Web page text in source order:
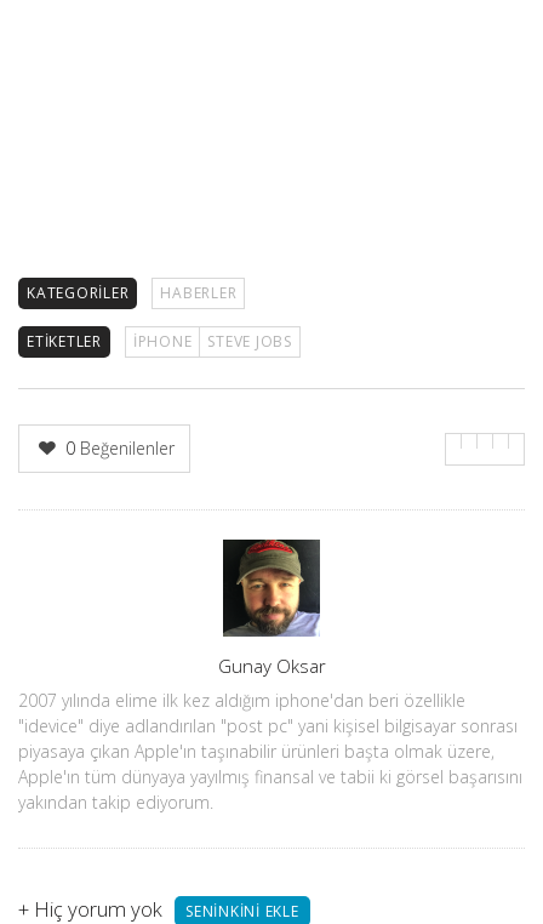
KATEGORILER HABERLER
ETIKETLER IPHONE STEVE JOBS
0 Beğenilenler
Gunay Oksar
2007 yılında elime ilk kez aldığım iphone'dan beri özellikle
"idevice" diye adlandırılan "post pc" yani kişisel bilgisayar sonrası
piyasaya çıkan Apple'ın taşınabilir ürünleri başta olmak üzere,
Apple'ın tüm dünyaya yayılmış finansal ve tabii ki görsel başarısını
yakından takip ediyorum.
+ Hiç yorum yok SENINKINI EKLE